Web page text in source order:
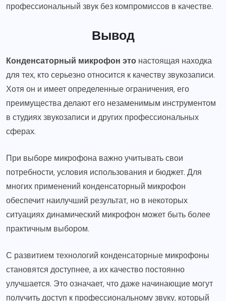
профессиональный звук без компромиссов в качестве.
Вывод
Конденсаторный микрофон это настоящая находка
для тех, кто серьезно относится к качеству звукозаписи.
Хотя он и имеет определенные ограничения, его
преимущества делают его незаменимым инструментом
в студиях звукозаписи и других профессиональных
сферах.
При выборе микрофона важно учитывать свои
потребности, условия использования и бюджет. Для
многих применений конденсаторный микрофон
обеспечит наилучший результат, но в некоторых
ситуациях динамический микрофон может быть более
практичным выбором.
С развитием технологий конденсаторные микрофоны
становятся доступнее, а их качество постоянно
улучшается. Это означает, что даже начинающие могут
получить доступ к профессиональному звуку, который